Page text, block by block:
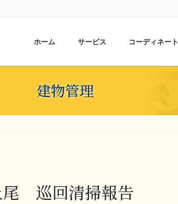
ホーム サービス コーディネート
建物管理
巡回清掃報告